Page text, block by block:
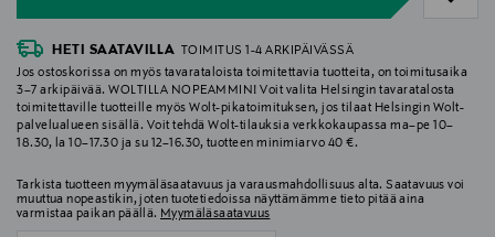
HETI SAATAVILLA
TOIMITUS 1-4 ARKIPÄIVÄSSÄ
Jos ostoskorissa on myös tavarataloista toimitettavia tuotteita, on toimitusaika
3–7 arkipäivää. WOLTILLA NOPEAMMIN! Voit valita Helsingin tavaratalosta
toimitettaville tuotteille myös Wolt-pikatoimituksen, jos tilaat Helsingin Wolt-
palvelualueen sisällä. Voit tehdä Wolt-tilauksia verkkokaupassa ma–pe 10–
18.30, la 10–17.30 ja su 12–16.30, tuotteen minimiarvo 40 €.
Tarkista tuotteen myymäläsaatavuus ja varausmahdollisuus alta. Saatavuus voi
muuttua nopeastikin, joten tuotetiedoissa näyttämämme tieto pitää aina
varmistaa paikan päällä. Myymäläsaatavuus